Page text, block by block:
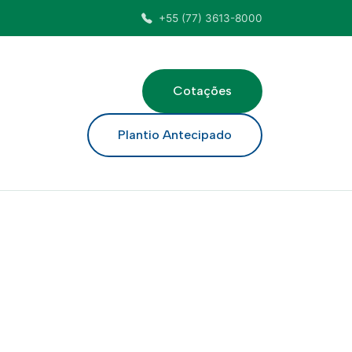
+55 (77) 3613-8000
Cotações
Plantio Antecipado